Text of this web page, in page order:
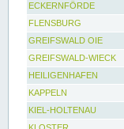
ECKERNFÖRDE
FLENSBURG
GREIFSWALD OIE
GREIFSWALD-WIECK
HEILIGENHAFEN
KAPPELN
KIEL-HOLTENAU